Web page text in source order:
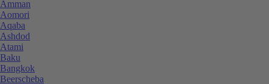
Amman
Aomori
Aqaba
Ashdod
Atami
Baku
Bangkok
Beerscheba